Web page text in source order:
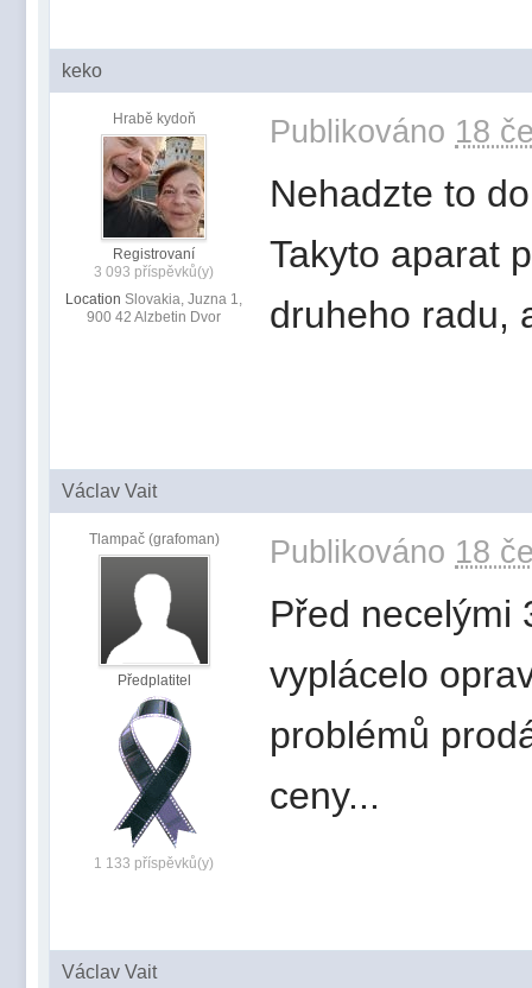
keko
Hrabě kydoň
Registrovaní
3 093 příspěvků(y)
Location Slovakia, Juzna 1,
900 42 Alzbetin Dvor
Publikováno 18
Nehadzte to
Takyto aparat
druheho radu,
Václav Vait
Tlampač (grafoman)
Předplatitel
1 133 příspěvků(y)
Publikováno 18
Před necelými
vyplácelo
problémů
ceny...
Václav Vait